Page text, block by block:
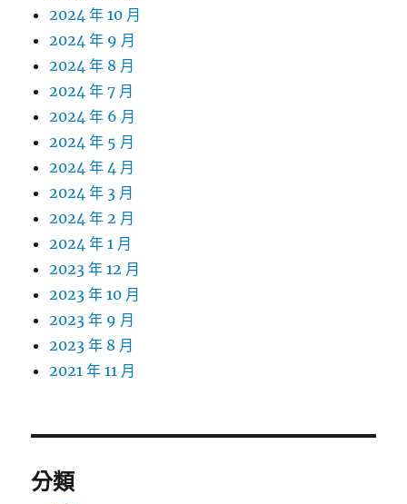
2024 年 10 月
2024 年 9 月
2024 年 8 月
2024 年 7 月
2024 年 6 月
2024 年 5 月
2024 年 4 月
2024 年 3 月
2024 年 2 月
2024 年 1 月
2023 年 12 月
2023 年 10 月
2023 年 9 月
2023 年 8 月
2021 年 11 月
分類